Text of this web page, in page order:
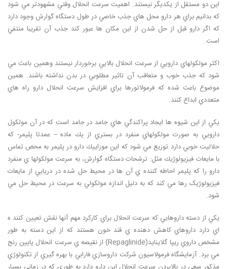
اين دو مستقل از يكديگر نيستند. اهميت سرعت انحلال وقتي مشهودتر مي شود
كه بدانيم براي هر دارو محل هاي جذب خاصي در طول دستگاه گوارش وجود دارد
كه اگر دارو قبل از حل شدن از اين مكان ها عبور كند جذب آن تقريبا منتفي
است.
اكثر مولكولهاي دارويي از سرعت انحلال بالايي برخوردار نيستند وهمين باعث مي
شود كه جذب خوب و متعاقب آن تاثير مطلوبي در بدن نداشته باشند. همين
موضوع باعث شده كه فرمولاتورها براي افزايش سرعت انحلال دارو راه هاي
متعددي ابداع كنند.
يكي از اين شيوه ها ايجاد پراكندگي هاي جامد در جامد است كه در آن مولكول
دارويي به صورت مولكولهاي منفرد در بستري از يك ماده – عمدتا پليمر- كه
حلاليت خوبي دارد توزيع مي شود كه اين موزاييك دارو در پليمر به محض تماس
با مايعات فيزيولوژيك مثل: ترشحات دستگاه گوارش، به سرعت مولكولها ي منفرد
دارو را كه پليمر احاطه كننده ي آن ها در محيط حل شده در دريايي از مايعات
فیزیولوژیک رها مي كند كه به دليل اندازه مولكولي به سرعت در محيط حل مي
شود.
يكي از دسته داروهايي كه سرعت انحلال براي كاركرد مهم آنها نقش تعيين كنند ه
اي دارد داروهاي كاهش دهنده ي قند خون هستند كه از اين دسته به طور
مشخص داروي ريپا گلاينايد(Repaglinide) از نقيصه ي سرعت انحلال پايين رنج
مي برد. آزمايشگاه فرمولاسيون شركت داروسازي فارابي با بهره گيري از تكنولوژي
مذكور سعي در بالابردن سرعت انحلال اين دارو دارد به طوري كه در زماني بسيار